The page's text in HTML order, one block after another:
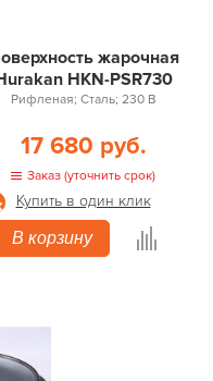
жарочная
HKN-PSR730
Рифленая; Сталь; 230 В
17 680 руб.
Заказ (уточнить срок)
Купить в один клик
В корзину